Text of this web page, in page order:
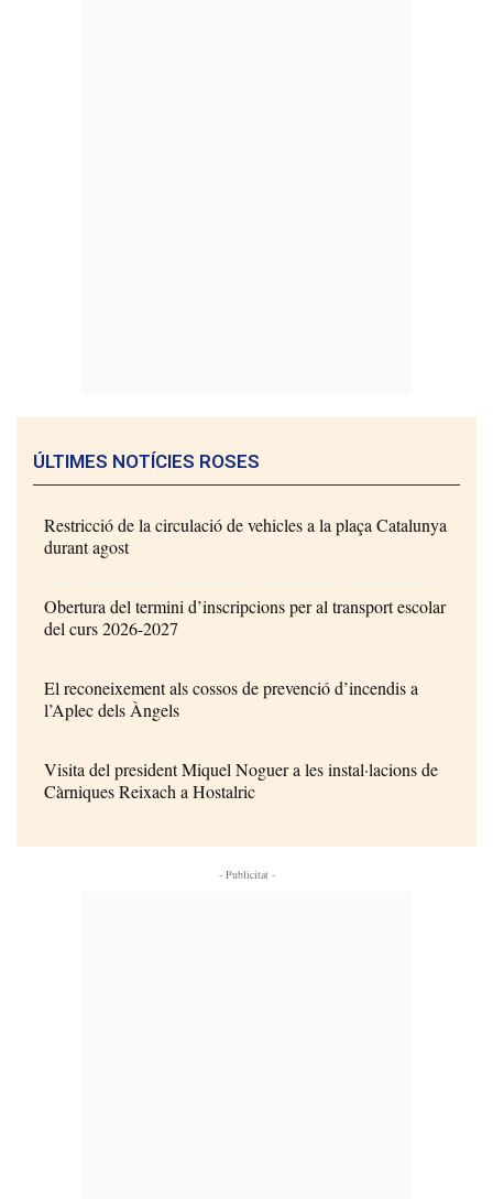
ÚLTIMES NOTÍCIES ROSES
Restricció de la circulació de vehicles a la plaça Catalunya
durant agost
Obertura del termini d’inscripcions per al transport escolar
del curs 2026-2027
El reconeixement als cossos de prevenció d’incendis a
l’Aplec dels Àngels
Visita del president Miquel Noguer a les instal·lacions de
Càrniques Reixach a Hostalric
- Publicitat -